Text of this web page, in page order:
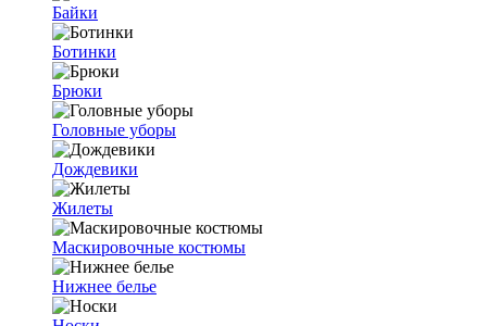
Байки
Ботинки
Брюки
Головные уборы
Дождевики
Жилеты
Маскировочные костюмы
Нижнее белье